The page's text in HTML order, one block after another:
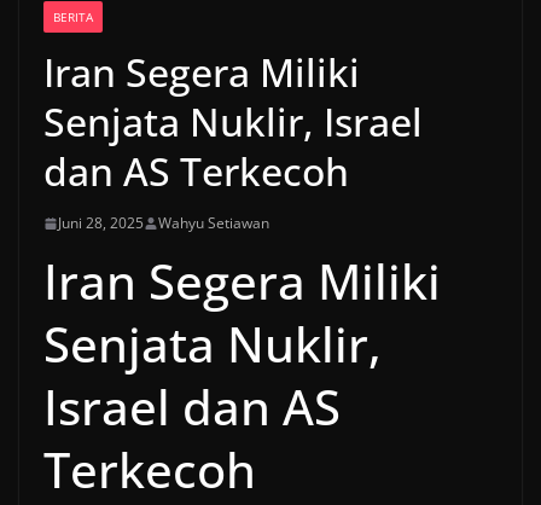
BERITA
Iran Segera Miliki
Senjata Nuklir, Israel
dan AS Terkecoh
Juni 28, 2025 Wahyu Setiawan
Iran Segera Miliki
Senjata Nuklir,
Israel dan AS
Terkecoh